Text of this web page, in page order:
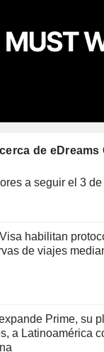
de eDreams
a seguir el 3
habilitan
de viajes
Prime, su
a Latinoamérica